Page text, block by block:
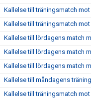
Kallelse till träningsmatch mot
Kallelse till träningsmatch
Kallelse till lördagens match
Kallelse till lördagens match
Kallelse till lördagens match
Kallelse till måndagens
Kallelse till träningsmatch mot